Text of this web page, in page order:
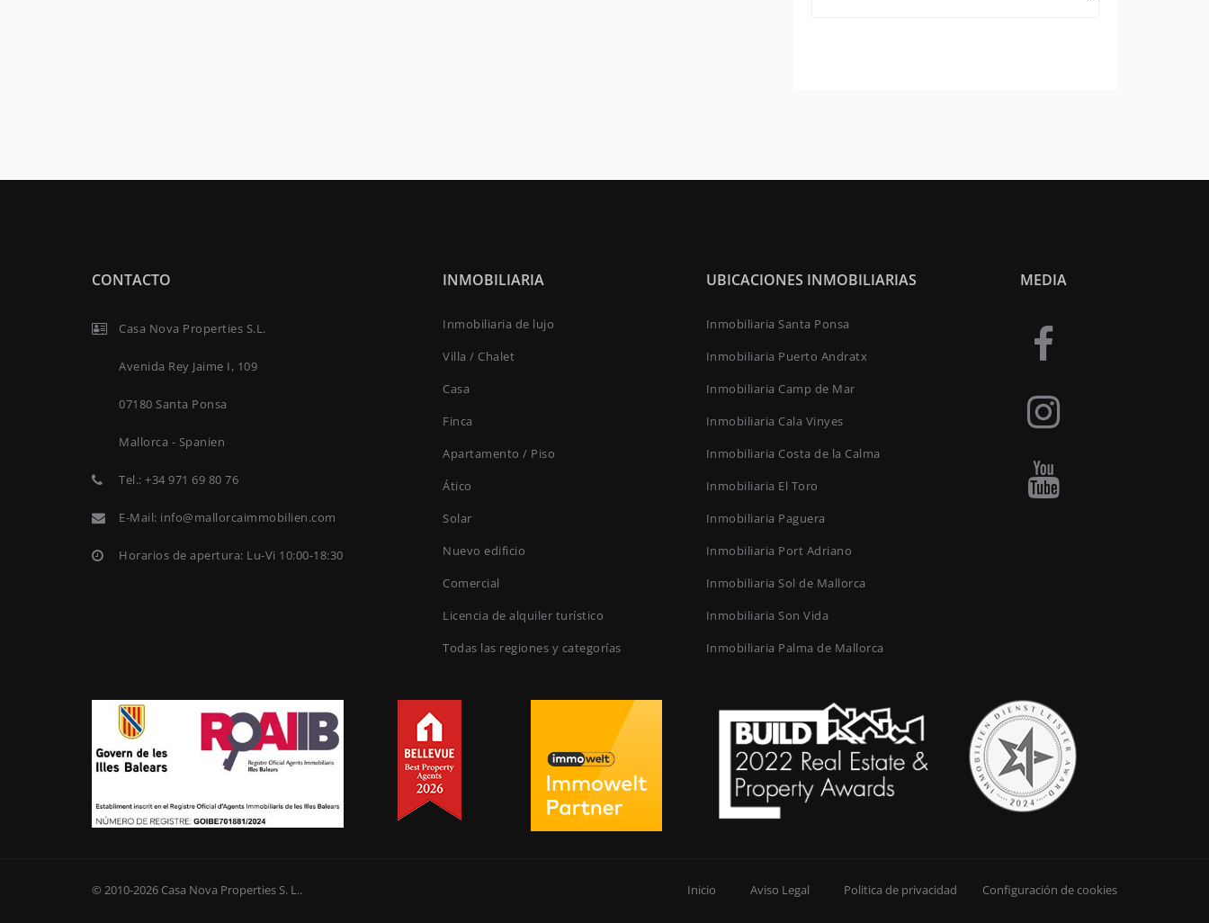
CONTACTO
Casa Nova Properties S.L.
Avenida Rey Jaime I, 109
07180 Santa Ponsa
Mallorca - Spanien
Tel.: +34 971 69 80 76
E-Mail: info@mallorcaimmobilien.com
Horarios de apertura: Lu-Vi 10:00-18:30
INMOBILIARIA
Inmobiliaria de lujo
Villa / Chalet
Casa
Finca
Apartamento / Piso
Ático
Solar
Nuevo edificio
Comercial
Licencia de alquiler turístico
Todas las regiones y categorías
UBICACIONES INMOBILIARIAS
Inmobiliaria Santa Ponsa
Inmobiliaria Puerto Andratx
Inmobiliaria Camp de Mar
Inmobiliaria Cala Vinyes
Inmobiliaria Costa de la Calma
Inmobiliaria El Toro
Inmobiliaria Paguera
Inmobiliaria Port Adriano
Inmobiliaria Sol de Mallorca
Inmobiliaria Son Vida
Inmobiliaria Palma de Mallorca
MEDIA
© 2010-2026 Casa Nova Properties S. L.. Inicio Aviso Legal Politica de privacidad Configuración de cookies